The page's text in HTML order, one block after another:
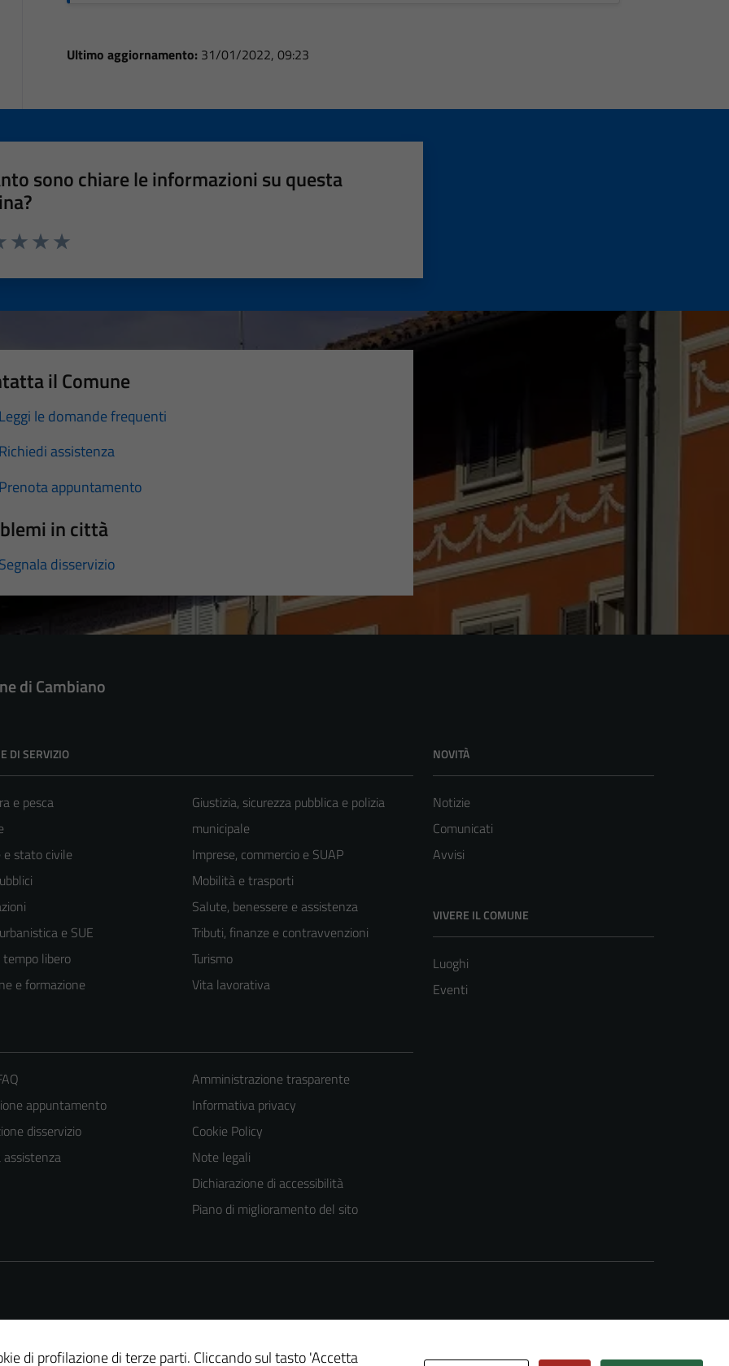
Ultimo aggiornamento: 31/01/2022, 09:23
sono chiare le informazioni su questa
il Comune
Leggi le domande frequenti
Richiedi assistenza
Prenota appuntamento
in città
Segnala disservizio
di Cambiano
DI SERVIZIO
e pesca
e stato civile
e SUE
libero
e formazione
Giustizia, sicurezza pubblica e polizia
municipale
Imprese, commercio e SUAP
Mobilità e trasporti
Salute, benessere e assistenza
Tributi, finanze e contravvenzioni
Turismo
Vita lavorativa
NOVITÀ
Notizie
Comunicati
Avvisi
VIVERE IL COMUNE
Luoghi
Eventi
appuntamento
disservizio
assistenza
Amministrazione trasparente
Informativa privacy
Cookie Policy
Note legali
Dichiarazione di accessibilità
Piano di miglioramento del sito
di profilazione di terze parti. Cliccando sul tasto 'Accetta
Tecnici